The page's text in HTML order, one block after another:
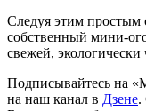
Следуя этим простым
собственный мини-
свежей,
Подписывайтесь на
на наш канал в Дзене.